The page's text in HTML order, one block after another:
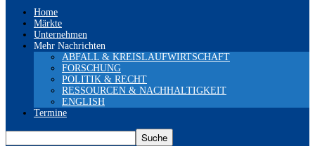
Home
Märkte
Unternehmen
Mehr Nachrichten
ABFALL & KREISLAUFWIRTSCHAFT
FORSCHUNG
POLITIK & RECHT
RESSOURCEN & NACHHALTIGKEIT
ENGLISH
Termine